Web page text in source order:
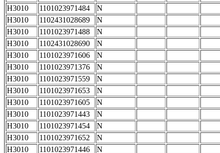
H3010
1101023971484
N
H3010
1102431028689
N
H3010
1101023971488
N
H3010
1102431028690
N
H3010
1101023971606
N
H3010
1101023971376
N
H3010
1101023971559
N
H3010
1101023971653
N
H3010
1101023971605
N
H3010
1101023971443
N
H3010
1101023971454
N
H3010
1101023971652
N
H3010
1101023971446
N